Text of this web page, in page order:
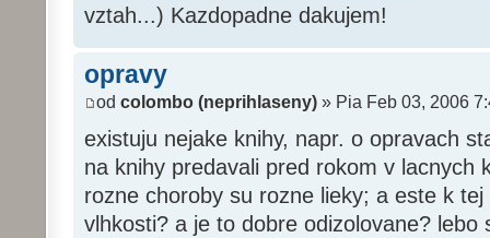
vztah...) Kazdopadne dakujem!
opravy
od colombo (neprihlaseny) » Pia Feb 03, 2006
existuju nejake knihy, napr. o opravach
na knihy predavali pred rokom v lacnych
rozne choroby su rozne lieky; a este k
vlhkosti? a je to dobre odizolovane? lebo